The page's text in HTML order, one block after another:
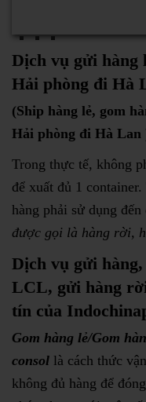
Dịch vụ gửi hàng
Hải phòng đi Hà
(Ship hàng lẻ, gom
Hải phòng đi Hà Lan
Trong thực tế, không
để xuất đủ 1
hàng phải sử dụng
được gọi là hàng rời,
Dịch vụ gửi hàng,
LCL, gửi hàng
tín của
Gom hàng lẻ/Gom
consol là cách thức
không đủ hàng để